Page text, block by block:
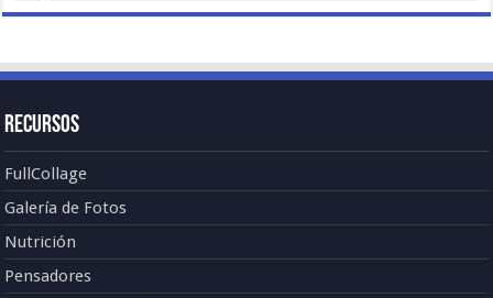
Recursos
FullCollage
Galería de Fotos
Nutrición
Pensadores